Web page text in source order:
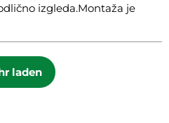
izgleda.Montaža je
laden